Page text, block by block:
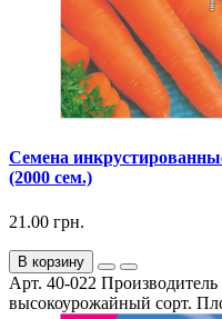
Семена
(2000 сем.)
21.00 грн.
В корзину
Арт. 40-022
высокоурожайный сорт.